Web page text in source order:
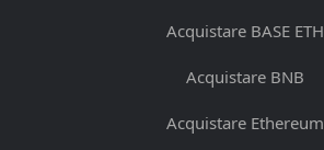
Acquistare BASE ETH
Acquistare BNB
Acquistare Ethereum